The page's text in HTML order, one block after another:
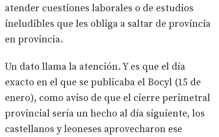
atender cuestiones laborales o de estudios
ineludibles que les obliga a saltar de provincia
en provincia.
Un dato llama la atención. Y es que el día
exacto en el que se publicaba el Bocyl (15 de
enero), como aviso de que el cierre perimetral
provincial sería un hecho al día siguiente, los
castellanos y leoneses aprovecharon ese